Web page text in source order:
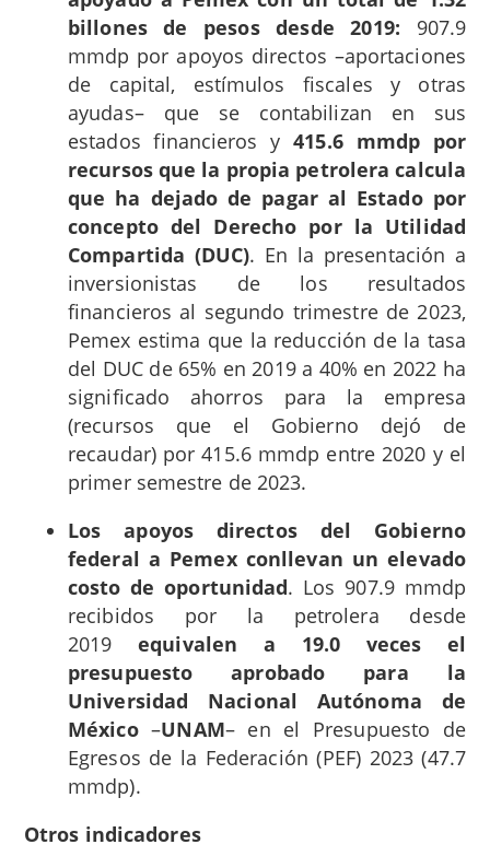
billones de pesos desde 2019: 907.9
mmdp por apoyos directos –aportaciones
de capital, estímulos fiscales y otras
ayudas– que se contabilizan en sus
estados financieros y415.6 mmdp por
recursos que la propia petrolera calcula
que ha dejado de pagar al Estado por
concepto del Derecho por la Utilidad
Compartida (DUC). En la presentación a
inversionistas de los resultados
financieros al segundo trimestre de 2023,
Pemex estima que la reducción de la tasa
del DUC de 65% en 2019 a 40% en 2022 ha
significado ahorros para la empresa
(recursos que el Gobierno dejó de
recaudar) por 415.6 mmdp entre 2020 y el
primer semestre de 2023.
Los apoyos directos del Gobierno
federal a Pemex conllevan un elevado
costo de oportunidad. Los 907.9 mmdp
recibidos por la petrolera desde
2019equivalen a 19.0 veces el
presupuesto aprobado para la
Universidad Nacional Autónoma de
México–UNAM– en el Presupuesto de
Egresos de la Federación (PEF) 2023 (47.7
mmdp).
Otros indicadores